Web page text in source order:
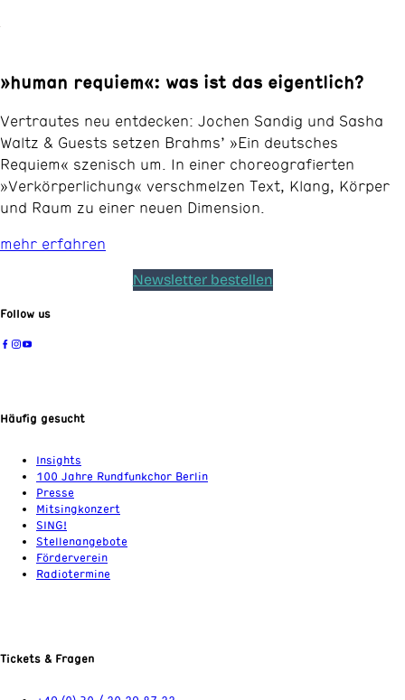
»human requiem«: was ist das eigentlich?
Vertrautes neu entdecken: Jochen Sandig und Sasha
Waltz & Guests setzen Brahms’ »Ein deutsches
Requiem« szenisch um. In einer choreografierten
»Verkörperlichung« verschmelzen Text, Klang, Körper
und Raum zu einer neuen Dimension.
mehr erfahren
Newsletter bestellen
Follow us
Häufig gesucht
Insights
100 Jahre Rundfunkchor Berlin
Presse
Mitsingkonzert
SING!
Stellenangebote
Förderverein
Radiotermine
Tickets & Fragen